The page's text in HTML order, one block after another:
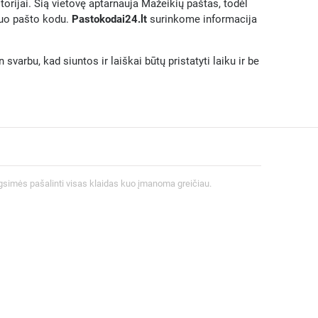
Šią vietovę aptarnauja Mažeikių paštas, todėl
pašto kodu. Pastokodai24.lt surinkome informacija
svarbu, kad siuntos ir laiškai būtų pristatyti laiku ir be
pašalinti visas klaidas kuo įmanoma greičiau.